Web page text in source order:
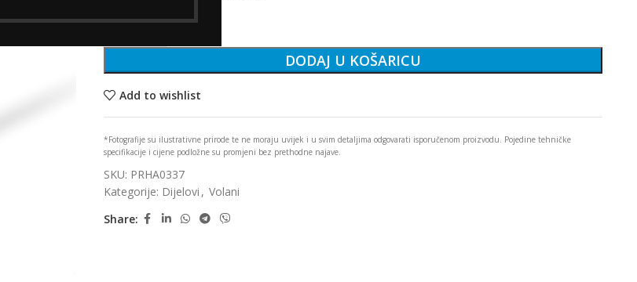
DODAJ U KOŠARICU
Add to wishlist
*Fotografije su ilustrativne prirode te ne moraju uvijek i u svim detaljima odgovarati isporučenom proizvodu. Pojedine tehničke
specifikacije i cijene podložne su promjeni bez prethodne najave.
SKU: PRHA0337
Kategorije: Dijelovi , Volani
Share: